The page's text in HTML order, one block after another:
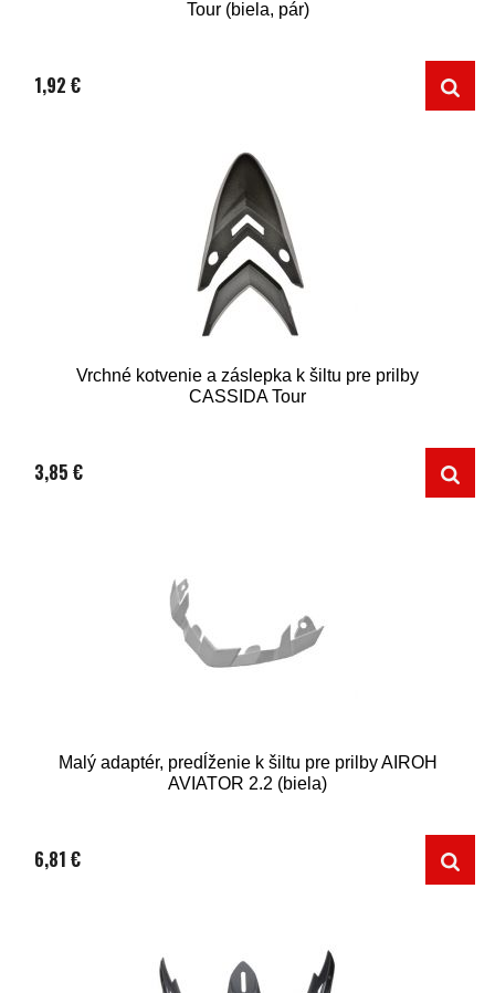
Tour (biela, pár)
1,92 €
Vrchné kotvenie a záslepka k šiltu pre prilby
CASSIDA Tour
3,85 €
Malý adaptér, predĺženie k šiltu pre prilby AIROH
AVIATOR 2.2 (biela)
6,81 €